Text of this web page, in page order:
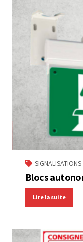
SIGNALISATIONS
Blocs
Lire la suite